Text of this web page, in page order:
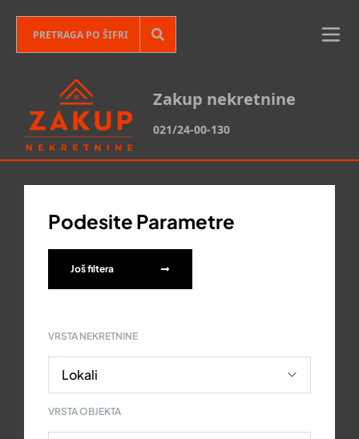
Zakup nekretnine
021/24-00-130
Podesite Parametre
Još filtera
VRSTA NEKRETNINE
VRSTA OBJEKTA